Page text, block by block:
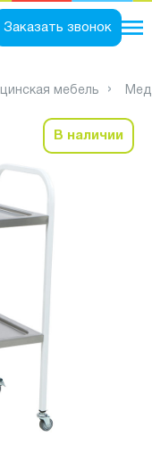
Заказать звонок
мебель
В наличии